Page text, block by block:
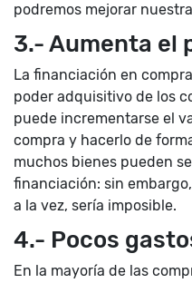
podremos mejorar
3.- Aumenta el
La financiación en
poder adquisitivo de los
puede incrementarse el
compra y hacerlo de
muchos bienes pueden
financiación: sin
a la vez, sería imposible.
4.- Pocos
En la mayoría de las